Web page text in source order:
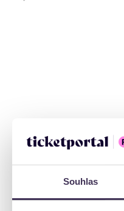
Souhlas